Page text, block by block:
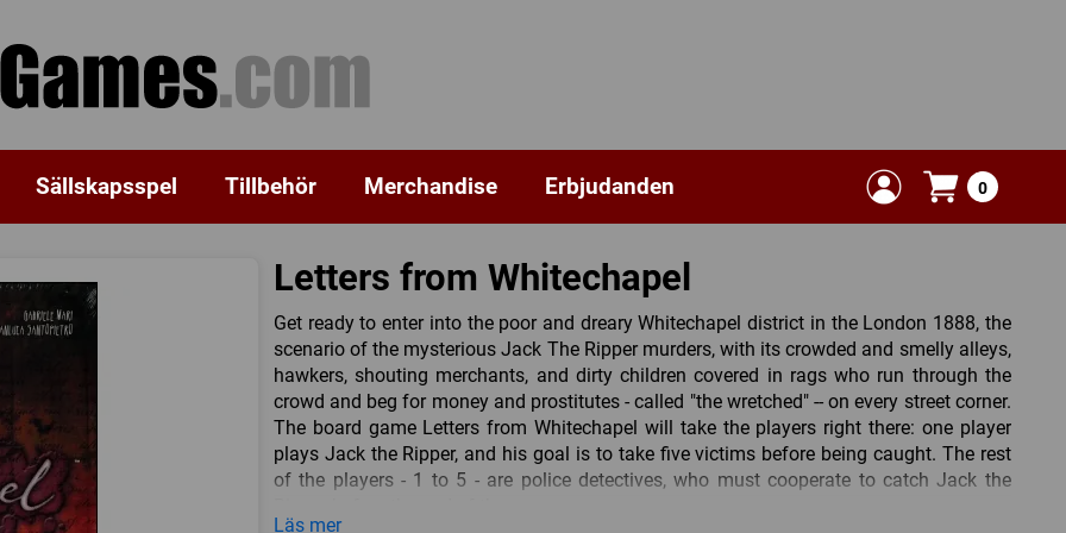
Sällskapsspel Tillbehör Merchandise Erbjudanden 0
Letters from Whitechapel
Get ready to enter into the poor and dreary Whitechapel district in the London 1888, the
scenario of the mysterious Jack The Ripper murders, with its crowded and smelly alleys,
hawkers, shouting merchants, and dirty children covered in rags who run through the
crowd and beg for money and prostitutes - called "the wretched" -- on every street corner.
The board game Letters from Whitechapel will take the players right there: one player
plays Jack the Ripper, and his goal is to take five victims before being caught. The rest
of the players - 1 to 5 - are police detectives, who must cooperate to catch Jack the
Läs mer